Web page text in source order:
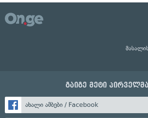
გაიგე მეტი
ახალი ამბები / Facebook